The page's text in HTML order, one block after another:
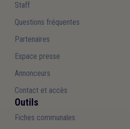
Staff
Questions fréquentes
Partenaires
Espace presse
Annonceurs
Contact et accès
Outils
Fiches communales